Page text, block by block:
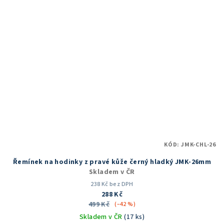
Řemínek na hodinky z pravé kůže černý hladký JMK-26mm
Skladem v ČR
238 Kč bez DPH
288 Kč
499 Kč (–42 %)
Skladem v ČR(17 ks)
KÓD: JMK-CHL-26